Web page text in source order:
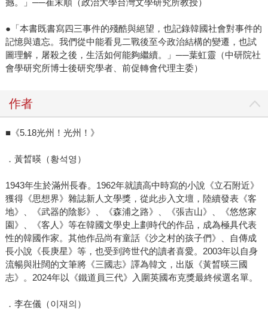
撼。」──崔末順（政治大學台灣文學研究所教授）
●「本書既書寫四三事件的殘酷與絕望，也記錄韓國社會對事件的
記憶與遺忘。我們從中能看見二戰後至今政治結構的變遷，也試
圖理解，屠殺之後，生活如何能夠繼續。」──葉虹靈（中研院社
會學研究所博士後研究學者、前促轉會代理主委）
作者
■《5.18光州！光州！》
．黃晳暎（황석영）
1943年生於滿州長春。1962年就讀高中時寫的小說《立石附近》
獲得《思想界》雜誌新人文學獎，從此步入文壇，陸續發表《客
地》、《武器的陰影》、《森浦之路》、《張吉山》、《悠悠家
園》、《客人》等在韓國文學史上劃時代的作品，成為極具代表
性的韓國作家。其他作品尚有童話《沙之村的孩子們》、自傳成
長小說《長庚星》等，也受到跨世代的讀者喜愛。2003年以自身
流暢與壯闊的文筆將《三國志》譯為韓文，出版《黃晳暎三國
志》。2024年以《鐵道員三代》入圍英國布克獎最終候選名單。
．李在儀（이재의）